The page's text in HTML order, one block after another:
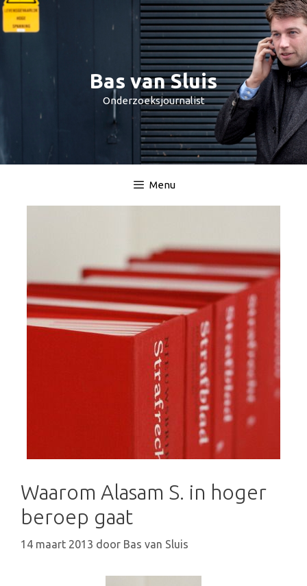
Spring
naar
Bas van Sluis
Onderzoeksjournalist
Menu
Waarom Alasam S. in hoger
beroep gaat
14 maart 2013 door Bas van Sluis